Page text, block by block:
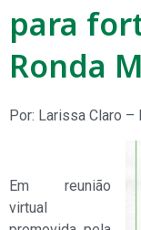
para
Ronda
Por: Larissa Claro –
Em reunião
virtual